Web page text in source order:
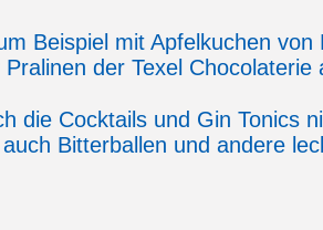
Beispiel mit Apfelkuchen
der Texel Chocolaterie
die Cocktails und Gin Tonics
Bitterballen und andere